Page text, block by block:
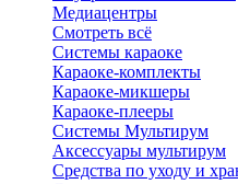
Медиацентры
Смотреть всё
Системы караоке
Караоке-комплекты
Караоке-микшеры
Караоке-плееры
Системы Мультирум
Аксессуары мультирум
Средства по уходу и